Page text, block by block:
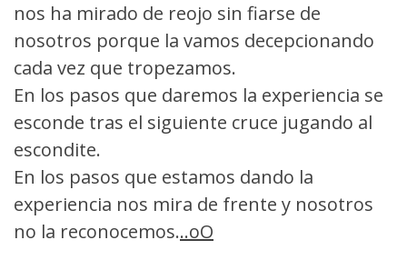
nos ha mirado de reojo sin fiarse de
nosotros porque la vamos decepcionando
cada vez que tropezamos.
En los pasos que daremos la experiencia se
esconde tras el siguiente cruce jugando al
escondite.
En los pasos que estamos dando la
experiencia nos mira de frente y nosotros
no la reconocemos...oO